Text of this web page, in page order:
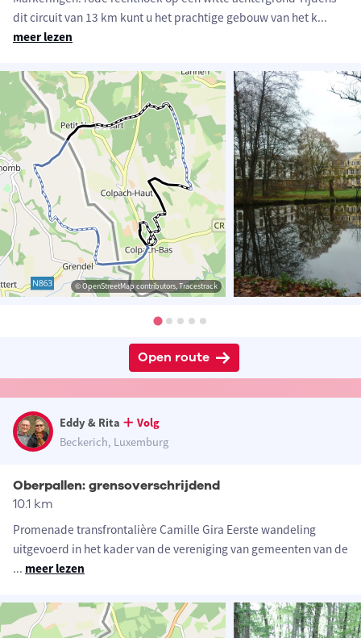
dit circuit van 13 km kunt u het prachtige gebouw van het k...
meer lezen
© OpenStreetMap contributors, Tracestrack
Open route
Eddy & Rita
Volg
Beckerich, Luxemburg
Oberpallen: grensoverschrijdend
10.1 km
Promenade transfrontalière Camille Gira Eerste wandeling
uitgevoerd in het kader van de vereniging van gemeenten van de
... meer lezen